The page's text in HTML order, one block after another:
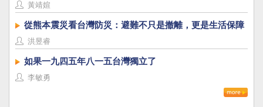
黃靖媗
從熊本震災看台灣防災：避難不只是撤離，更是生活保障
洪昱睿
如果一九四五年八一五台灣獨立了
李敏勇